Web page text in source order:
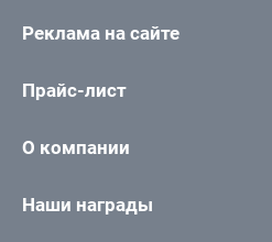
Реклама на сайте
Прайс-лист
О компании
Наши награды